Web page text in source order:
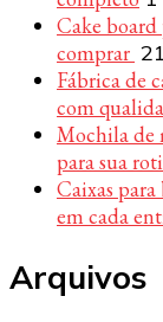
Cake board
comprar
Fábrica de
com
Mochila de
para sua
Caixas
em cada
Arquivos